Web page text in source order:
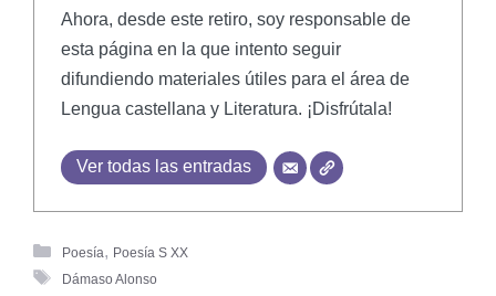
Ahora, desde este retiro, soy responsable de
esta página en la que intento seguir
difundiendo materiales útiles para el área de
Lengua castellana y Literatura. ¡Disfrútala!
Ver todas las entradas
Poesía, Poesía S XX
Dámaso Alonso